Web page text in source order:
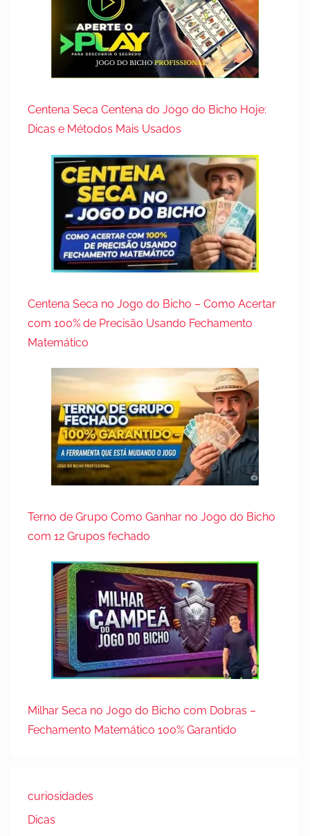
Centena Seca Centena do Jogo do Bicho Hoje:
Dicas e Métodos Mais Usados
Centena Seca no Jogo do Bicho – Como Acertar
com 100% de Precisão Usando Fechamento
Matemático
Terno de Grupo Como Ganhar no Jogo do Bicho
com 12 Grupos fechado
Milhar Seca no Jogo do Bicho com Dobras –
Fechamento Matemático 100% Garantido
curiosidades
Dicas